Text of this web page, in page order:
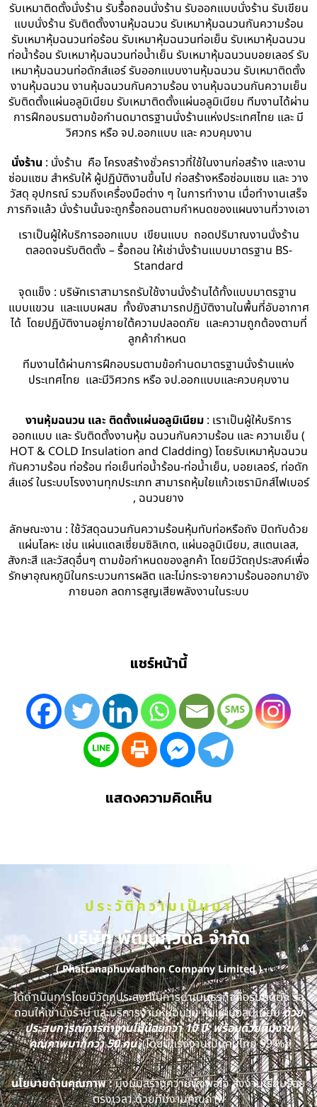
รับเหมาติดตั้งนั่งร้าน รับรื้อถอนนั่งร้าน รับออกแบบนั่งร้าน รับเขียน
แบบนั่งร้าน รับติดตั้งงานหุ้มฉนวน รับเหมาหุ้มฉนวนกันความร้อน
รับเหมาหุ้มฉนวนท่อร้อน รับเหมาหุ้มฉนวนท่อเย็น รับเหมาหุ้มฉนวน
ท่อน้ำร้อน รับเหมาหุ้มฉนวนท่อน้ำเย็น รับเหมาหุ้มฉนวนบอยเลอร์ รับ
เหมาหุ้มฉนวนท่อดักส์แอร์ รับออกแบบงานหุ้มฉนวน รับเหมาติดตั้ง
งานหุ้มฉนวน งานหุ้มฉนวนกันความร้อน งานหุ้มฉนวนกันความเย็น
รับติดตั้งแผ่นอลูมิเนียม รับเหมาติดตั้งแผ่นอลูมิเนียม ทีมงานได้ผ่าน
การฝึกอบรมตามข้อกำนดมาตรฐานนั่งร้านแห่งประเทศไทย และ มี
วิศวกร หรือ จป.ออกแบบ และ ควบคุมงาน
นั่งร้าน : นั่งร้าน คือ โครงสร้างชั่วคราวที่ใช้ในงานก่อสร้าง และงาน
ซ่อมแซม สำหรับให้ ผู้ปฏิบัติงานขึ้นไป ก่อสร้างหรือซ่อมแซม และ วาง
วัสดุ อุปกรณ์ รวมถึงเครื่องมือต่าง ๆ ในการทำงาน เมื่อทำงานเสร็จ
ภารกิจแล้ว นั่งร้านนั้นจะถูกรื้อถอนตามกำหนดของแผนงานที่วางเอา
เราเป็นผู้ให้บริการออกแบบ เขียนแบบ ถอดปริมาณงานนั่งร้าน
ตลอดจนรับติดตั้ง – รื้อถอน ให้เช่านั่งร้านแบบมาตรฐาน BS-
Standard
จุดแข็ง : บริษัทเราสามารถรับใช้งานนั่งร้านได้ทั้งแบบมาตรฐาน
แบบแขวน และแบบผสม ทั้งยังสามารถปฏิบัติงานในพื้นที่อับอากาศ
ได้ โดยปฏิบัติงานอยู่ภายใต้ความปลอดภัย และความถูกต้องตามที่
ลูกค้ากำหนด
ทีมงานได้ผ่านการฝึกอบรมตามข้อกำนดมาตรฐานนั่งร้านแห่ง
ประเทศไทย และมีวิศวกร หรือ จป.ออกแบบและควบคุมงาน
งานหุ้มฉนวน และ ติดตั้งแผ่นอลูมิเนียม : เราเป็นผู้ให้บริการ
ออกแบบ และ รับติดตั้งงานหุ้ม ฉนวนกันความร้อน และ ความเย็น (
HOT & COLD Insulation and Cladding) โดยรับเหมาหุ้มฉนวน
กันความร้อน ท่อร้อน ท่อเย็นท่อน้ำร้อน-ท่อน้ำเย็น, บอยเลอร์, ท่อดัก
ส์แอร์ ในระบบโรงงานทุกประเภท สามารถหุ้มใยแก้วเซรามิกส์ไฟเบอร์
, ฉนวนยาง
ลักษณะงาน : ใช้วัสดุฉนวนกันความร้อนหุ้มทับท่อหรือถัง ปิดทับด้วย
แผ่นโลหะ เช่น แผ่นแดลเซี่ยมซิลิเกต, แผ่นอลูมิเนียม, สแตนเลส,
สังกะสี และวัสดุอื่นๆ ตามข้อกำหนดของลูกค้า โดยมีวัตถุประสงค์เพื่อ
รักษาอุณหภูมิในกระบวนการผลิต และไม่กระจายความร้อนออกมายัง
ภายนอก ลดการสูญเสียพลังงานในระบบ
แชร์หน้านี้
แสดงความคิดเห็น
ประวัติความเป็นมา
บริษัท พัฒนภูวดล จำกัด
( Phattanaphuwadhon Company Limited )
ได้ดำเนินการโดยมีวัตถุประสงค์ในการดำเนินธุรกิจคือรับติดตั้ง รื้อ
ถอนให้เช่านั่งร้าน และบริการงานหุ้มฉนวน หุ้มแผ่นอลูมิเนียมด้วย
ประสบการณ์การทำงานไม่น้อยกว่า 10 ปี พร้อมด้วยทีมงาน
คุณภาพมากกว่า 50 คน(โดยมีแรงงานเป็นคนไทย 99 %)
นโยบายด้านคุณภาพ :มุ่งมั่นสร้างความพึงพอใจ ส่งงานเรียบร้อย
ตรงเวลา ด้วยทีมงานคุณภาพ